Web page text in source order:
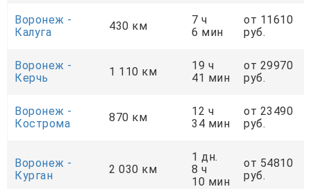
Воронеж -
Калуга
430 км
7 ч
6 мин
от 11610
руб.
Воронеж -
Керчь
1 110 км
19 ч
41 мин
от 29970
руб.
Воронеж -
Кострома
870 км
12 ч
34 мин
от 23490
руб.
Воронеж -
Курган
2 030 км
1 дн.
8 ч
10 мин
от 54810
руб.